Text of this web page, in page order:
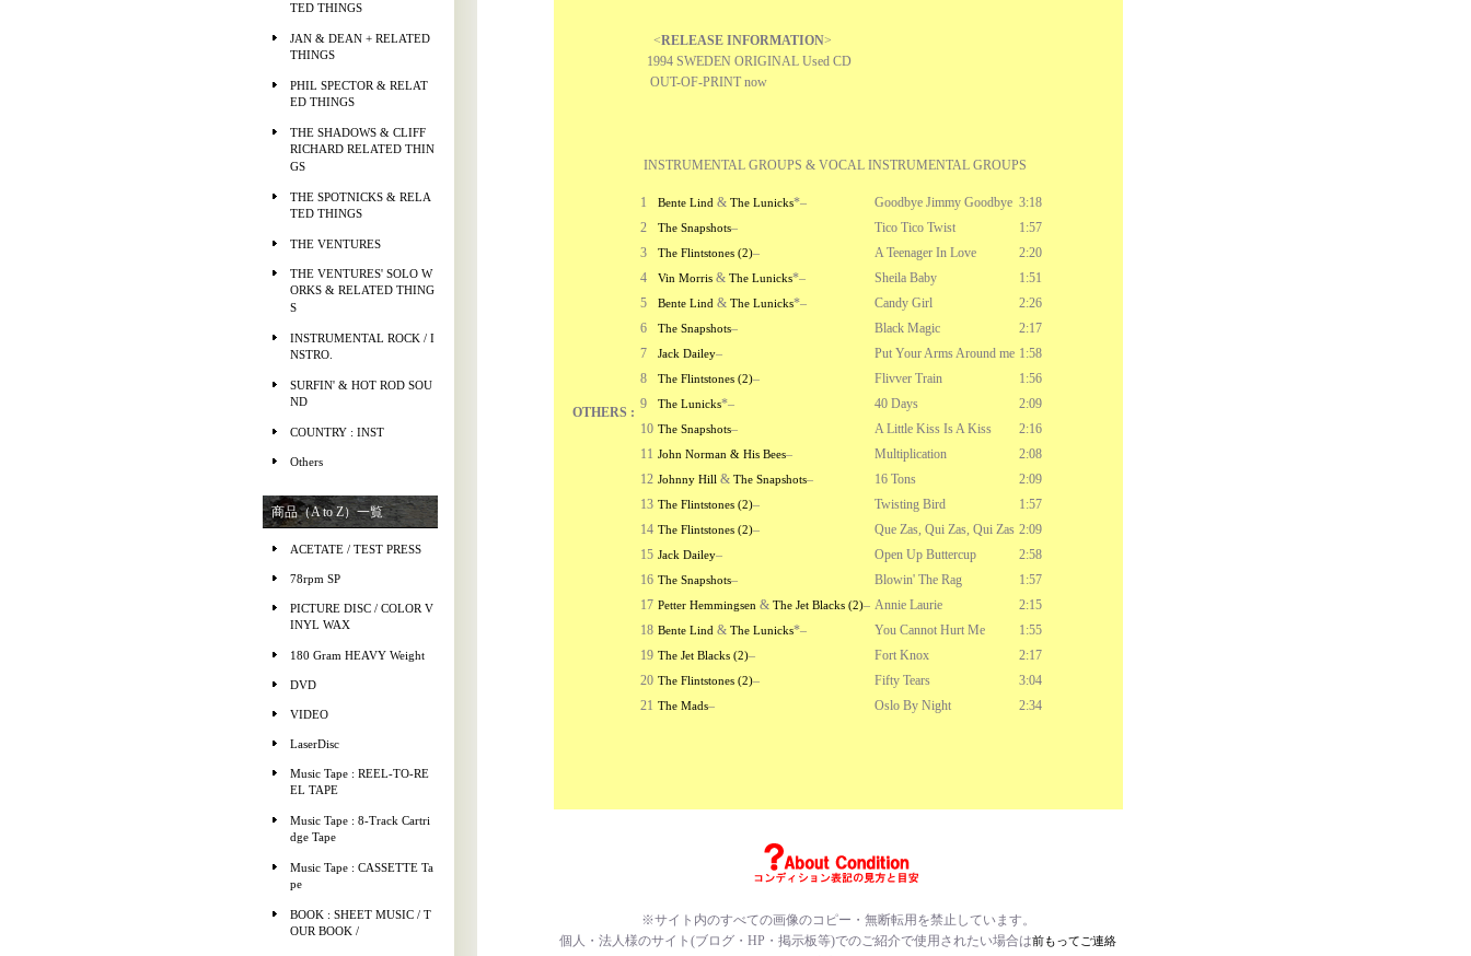
TED THINGS
JAN & DEAN + RELATED
THINGS
PHIL SPECTOR & RELAT
ED THINGS
THE SHADOWS & CLIFF
RICHARD RELATED THIN
GS
THE SPOTNICKS & RELA
TED THINGS
THE VENTURES
THE VENTURES' SOLO W
ORKS & RELATED THING
S
INSTRUMENTAL ROCK / I
NSTRO.
SURFIN' & HOT ROD SOU
ND
COUNTRY : INST
Others
商品（A to Z）一覧
ACETATE / TEST PRESS
78rpm SP
PICTURE DISC / COLOR V
INYL WAX
180 Gram HEAVY Weight
DVD
VIDEO
LaserDisc
Music Tape : REEL-TO-RE
EL TAPE
Music Tape : 8-Track Cartri
dge Tape
Music Tape : CASSETTE Ta
pe
BOOK : SHEET MUSIC / T
OUR BOOK /
OTHERS :
<RELEASE INFORMATION>
1994 SWEDEN ORIGINAL Used CD
OUT-OF-PRINT now
INSTRUMENTAL GROUPS & VOCAL INSTRUMENTAL GROUPS
1 Bente Lind& The Lunicks*– Goodbye Jimmy Goodbye 3:18
2
The Snapshots– Tico Tico Twist
1:57
3
The Flintstones (2)– A Teenager In Love
2:20
4
Vin Morris& The Lunicks*– Sheila Baby
1:51
5
Bente Lind& The Lunicks*– Candy Girl
2:26
6
The Snapshots– Black Magic
2:17
7
Jack Dailey– Put Your Arms Around me 1:58
8
The Flintstones (2)– Flivver Train
1:56
9
The Lunicks*– 40 Days
2:09
10 The Snapshots– A Little Kiss Is A Kiss
2:16
11 John Norman & His Bees– Multiplication
2:08
12 Johnny Hill& The Snapshots– 16 Tons
2:09
13 The Flintstones (2)– Twisting Bird
1:57
14 The Flintstones (2)– Que Zas, Qui Zas, Qui Zas 2:09
15 Jack Dailey– Open Up Buttercup
2:58
16 The Snapshots– Blowin' The Rag
1:57
17 Petter Hemmingsen& The Jet Blacks (2)– Annie Laurie
2:15
18 Bente Lind& The Lunicks*– You Cannot Hurt Me
1:55
19 The Jet Blacks (2)– Fort Knox
2:17
20 The Flintstones (2)– Fifty Tears
3:04
21 The Mads– Oslo By Night 2:34
※サイト内のすべての画像のコピー・無断転用を禁止 しています。
個人・法人様のサイト(ブログ・HP・掲示板等)でのご紹介で使用されたい場合は前もってご連絡